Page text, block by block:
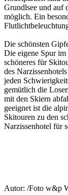
Grundlsee und auf
möglich. Ein
Die schönsten
Die eigene Spur
schöneres für
des
jeden
gemütlich die
mit den Skiern
geeignet ist die
Skitouren zu den
Narzissenhotel für
Autor: /Foto w&p